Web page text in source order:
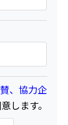
、協力企
します。